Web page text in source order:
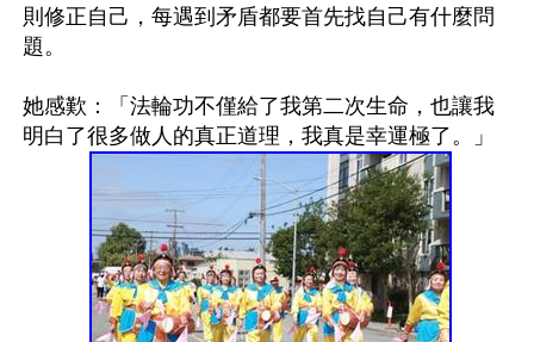
則修正自己，每遇到矛盾都要首先找自己有什麼問
題。
她感歎：「法輪功不僅給了我第二次生命，也讓我